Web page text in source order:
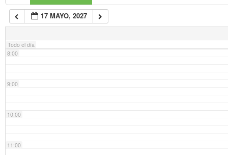
17 MAYO, 2027
Todo el día
7:00
8:00
9:00
10:00
11:00